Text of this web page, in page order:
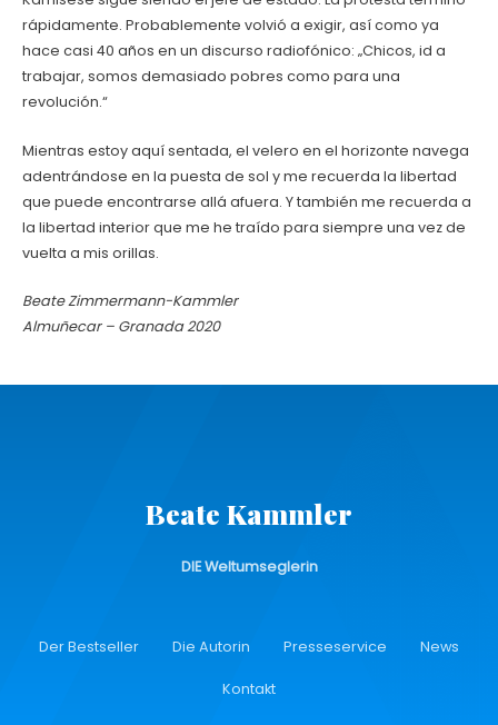
rápidamente. Probablemente volvió a exigir, así como ya
hace casi 40 años en un discurso radiofónico: „Chicos, id a
trabajar, somos demasiado pobres como para una
revolución.“
Mientras estoy aquí sentada, el velero en el horizonte navega
adentrándose en la puesta de sol y me recuerda la libertad
que puede encontrarse allá afuera. Y también me recuerda a
la libertad interior que me he traído para siempre una vez de
vuelta a mis orillas.
Beate Zimmermann-Kammler
Almuñecar – Granada 2020
Beate Kammler
DIE Weltumseglerin
Der Bestseller Die Autorin Presseservice News
Kontakt